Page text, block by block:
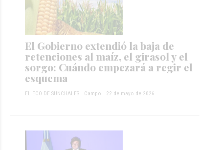
El Gobierno extendió la baja de
retenciones al maíz, el girasol y el
sorgo: Cuándo empezará a regir el
esquema
EL ECO DE SUNCHALES Campo 22 de mayo de 2026